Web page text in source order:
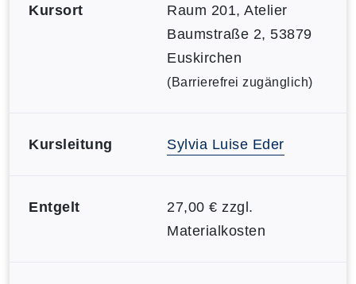
Kursort
Raum 201, Atelier
Baumstraße 2, 53879
Euskirchen
(Barrierefrei zugänglich)
Kursleitung Sylvia Luise Eder
Entgelt
27,00 € zzgl.
Materialkosten